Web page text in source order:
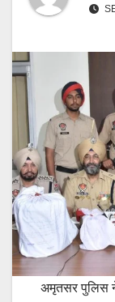
अमृतसर पुलिस